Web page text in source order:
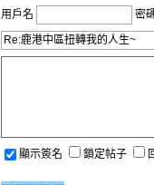
用戶名
密
顯示簽名 鎖定帖子